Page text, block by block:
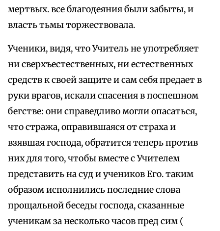
мертвых. все благодеяния были забыты, и
власть тьмы торжествовала.
Ученики, видя, что Учитель не употребляет
ни сверхъестественных, ни естественных
средств к своей защите и сам себя предает в
руки врагов, искали спасения в поспешном
бегстве: они справедливо могли опасаться,
что стража, оправившаяся от страха и
взявшая господа, обратится теперь против
них для того, чтобы вместе с Учителем
представить на суд и учеников Его. таким
образом исполнились последние слова
прощальной беседы господа, сказанные
ученикам за несколько часов пред сим (